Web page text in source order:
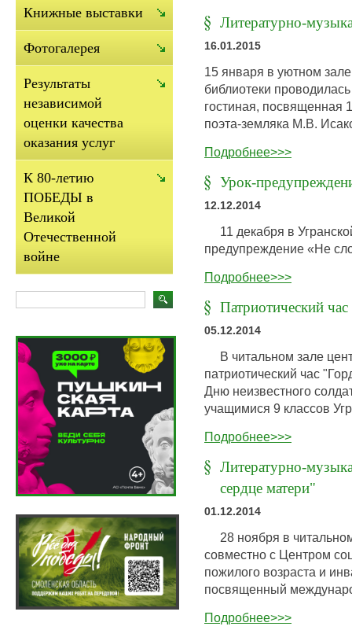
Литературно-
16.01.2015
15 января в уютном
библиотеки
гостиная, посвященная
поэта-земляка М.В.
Подробнее>>>
Урок-
12.12.2014
11 декабря в
предупреждение «Не
Подробнее>>>
Патриотический
05.12.2014
В читальном зале
патриотический час
Дню неизвестного
учащимися 9 классов
Подробнее>>>
Литературно-
сердце матери"
01.12.2014
28 ноября в
совместно с Центром
пожилого возраста и
посвященный
Подробнее>>>
Книжные выставки
Фотогалерея
Результаты
независимой
оценки качества
оказания услуг
К 80-летию
ПОБЕДЫ в
Великой
Отечественной
войне